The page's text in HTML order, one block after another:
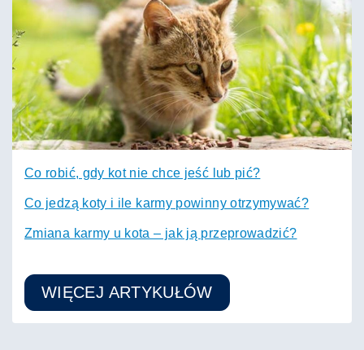
Co robić, gdy kot nie chce jeść lub pić?
Co jedzą koty i ile karmy powinny otrzymywać?
Zmiana karmy u kota – jak ją przeprowadzić?
WIĘCEJ ARTYKUŁÓW